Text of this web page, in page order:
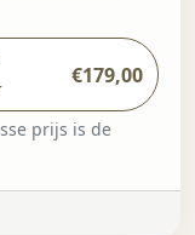
€179,00
prijs is de